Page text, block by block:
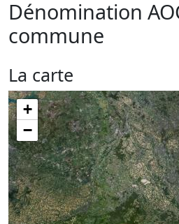
Dénomination
commune
La carte
+
−